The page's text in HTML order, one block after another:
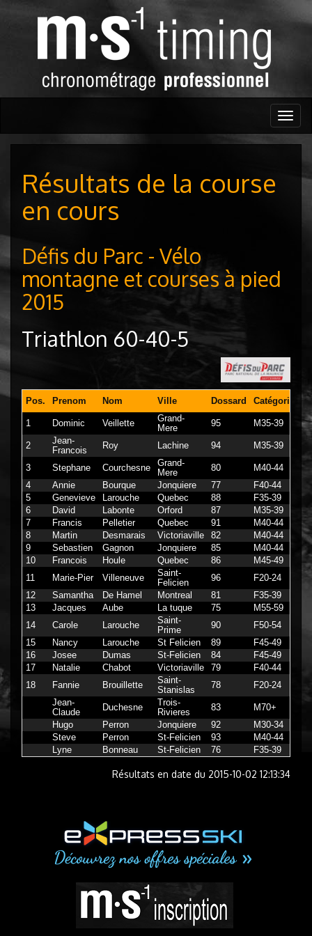
Résultats de la course
en cours
Défis du Parc - Vélo
montagne et courses à pied
2015
Triathlon 60-40-5
Pos. Prenom Nom Ville Dossard Catégorie
1
Dominic Veillette
Grand-
Mere
95 M35-39 1
2
Jean-
Francois
Roy Lachine 94 M35-39
3 Stephane Courchesne
Grand-
Mere
80 M40-44
3
4
Annie Bourque Jonquiere 77 F40-44
5
Genevieve Larouche Quebec 88 F35-39
2
6
David Labonte Orford 87 M35-39
7
Francis Pelletier Quebec 91 M40-44
5
8
Martin Desmarais Victoriaville 82 M40-44
6
9
Sebastien Gagnon Jonquiere 85 M40-44
7
10
Francois Houle Quebec 86 M45-49
11
Marie-Pier Villeneuve
Saint-
Felicien
96 F20-24
12
Samantha De Hamel Montreal 81 F35-39
13
Jacques Aube La tuque 75 M55-59
14
Carole Larouche
Saint-
Prime
90 F50-54
15
Nancy Larouche St Felicien 89 F45-49
16
Josee Dumas St-Felicien 84 F45-49
17
Natalie Chabot Victoriaville 79 F40-44
18
Fannie Brouillette
Saint-
Stanislas
78 F20-24
Jean-
Claude
Duchesne
Trois-
Rivieres
83
M70+
Hugo
Perron Jonquiere 92
M30-34
Steve
Perron St-Felicien 93
M40-44
Lyne
Bonneau St-Felicien 76 F35-39
Résultats en date du 2015-10-02 12:13:34